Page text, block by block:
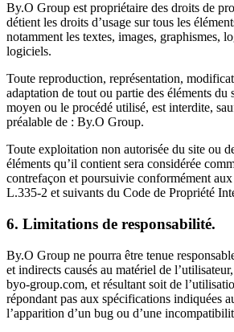
By.O Group est propriétaire des droits de
détient les droits d’usage sur tous les
notamment les textes, images, graphismes,
logiciels.
Toute reproduction, représentation,
adaptation de tout ou partie des éléments du
moyen ou le procédé utilisé, est interdite,
préalable de : By.O Group.
Toute exploitation non autorisée du site ou
éléments qu’il contient sera considérée
contrefaçon et poursuivie conformément
L.335-2 et suivants du Code de Propriété
6. Limitations de responsabilité.
By.O Group ne pourra être tenue
et indirects causés au matériel de
byo-group.com, et résultant soit de
répondant pas aux spécifications indiquées
l’apparition d’un bug ou d’une